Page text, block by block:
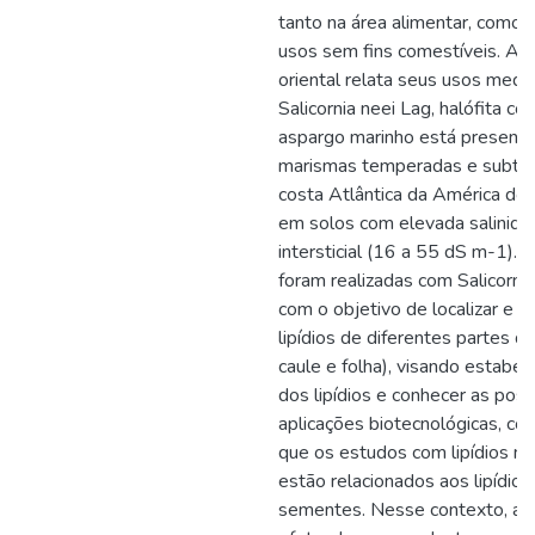
tanto na área alimentar, como
usos sem fins comestíveis. A
oriental relata seus usos
Salicornia neei Lag, halófita
aspargo marinho está
marismas temperadas e
costa Atlântica da América do
em solos com elevada
intersticial (16 a 55 dS m-1).
foram realizadas com
com o objetivo de localizar e
lipídios de diferentes partes
caule e folha), visando
dos lipídios e conhecer as
aplicações biotecnológicas,
que os estudos com lipídios
estão relacionados aos
sementes. Nesse contexto,